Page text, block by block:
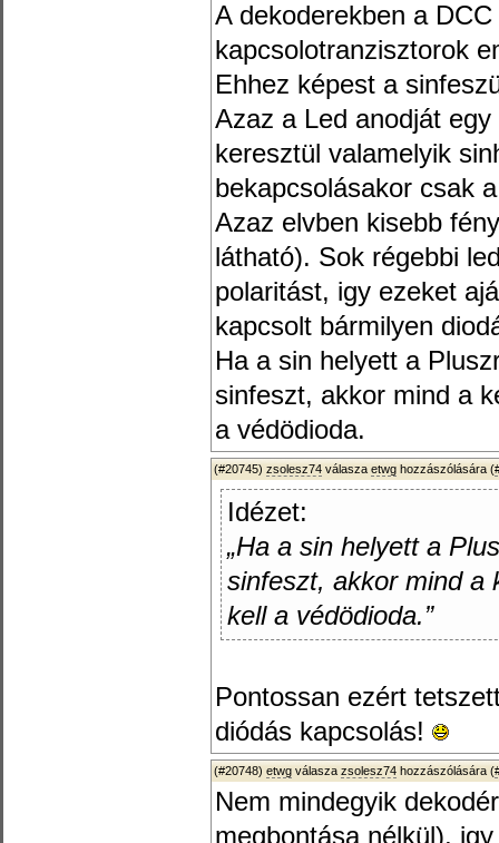
A dekoderekben a
kapcsolotranzisztorok
Ehhez képest a
Azaz a Led anodját
keresztül valamelyik
bekapcsolásakor csak
Azaz elvben kisebb
látható). Sok régebbi
polaritást, igy ezeket
kapcsolt bármilyen
Ha a sin helyett a
sinfeszt, akkor mind a
a védödioda.
(#20745) zsolesz74 válasza etwg hozzászólására (
Idézet:
„Ha a sin helyett a
sinfeszt, akkor mind a
kell a védödioda.”
Pontossan ezért
diódás kapcsolás!
(#20748) etwg válasza zsolesz74 hozzászólására (
Nem mindegyik
megbontása nélkül),